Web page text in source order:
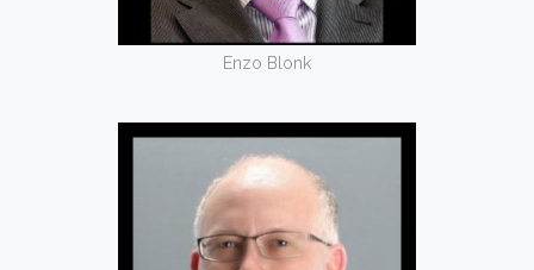
Enzo Blonk